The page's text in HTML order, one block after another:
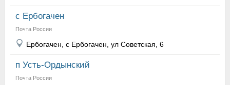
с Ербогачен
Почта России
Ербогачен, с Ербогачен, ул Советская, 6
п Усть-Ордынский
Почта России